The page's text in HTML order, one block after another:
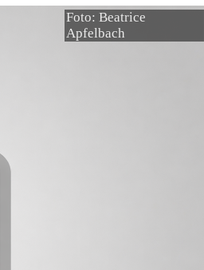
Foto: Beatrice
Apfelbach